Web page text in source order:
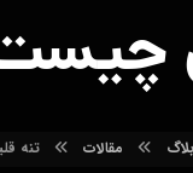
مقالات تنه